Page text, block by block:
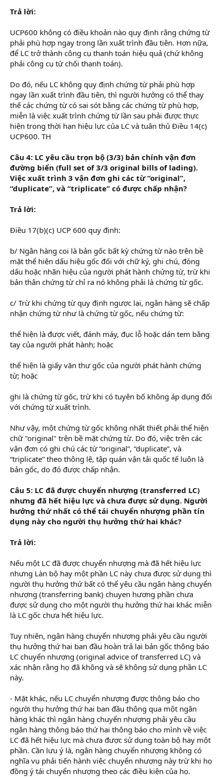
Trả lời:
UCP600 không có điều khoản nào quy định rằng chứng từ
phải phù hợp ngay trong lần xuất trình đầu tiên. Hơn nữa,
để LC trở thành công cụ thanh toán hiệu quả (chứ không
phải công cụ từ chối thanh toán).
Do đó, nếu LC không quy định chứng từ phải phù hợp
ngay lần xuất trình đầu tiên, thì người hưởng có thể thay
thế các chứng từ có sai sót bằng các chứng từ phù hợp,
miễn là việc xuất trình chứng từ lần sau phải được thực
hiện trong thời hạn hiệu lực của LC và tuân thủ Điều 14(c)
UCP600. TH
Câu 4: LC yêu cầu trọn bộ (3/3) bản chính vận đơn
đường biển (full set of 3/3 original bills of lading).
Việc xuất trình 3 vận đơn ghi các từ “original”,
“duplicate”, và “triplicate” có được chấp nhận?
Trả lời:
Điều 17(b)(c) UCP 600 quy định:
b/ Ngân hàng coi là bản gốc bất kỳ chứng từ nào trên bề
mặt thể hiện dấu hiệu gốc đối với chữ ký, ghi chú, đóng
dấu hoặc nhãn hiệu của người phát hành chứng từ, trừ khi
bản thân chứng từ chỉ ra nó không phải là chứng từ gốc.
c/ Trừ khi chứng từ quy định ngược lại, ngân hàng sẽ chấp
nhận chứng từ như là chứng từ gốc, nếu chứng từ:
thể hiện là được viết, đánh máy, đục lỗ hoặc dán tem bằng
tay của người phát hành; hoặc
thể hiện là giấy văn thư gốc của người phát hành chứng
từ; hoặc
ghi là chứng từ gốc, trừ khi có tuyên bố không áp dụng đối
với chứng từ xuất trình.
Như vậy, một chứng từ gốc không nhất thiết phải thể hiện
chữ "original" trên bề mặt chứng từ. Do đó, việc trên các
vận đơn có ghi chú các từ “original”, “duplicate”, và
“triplicate” theo thông lệ, tập quán vận tải quốc tế luôn là
bản gốc, do đó được chấp nhận.
Câu 5: LC đã được chuyển nhượng (transferred LC)
nhưng đã hết hiệu lực và chưa được sử dụng. Người
hưởng thứ nhất có thể tái chuyển nhượng phần tín
dụng này cho người thụ hưởng thứ hai khác?
Trả lời:
Nếu một LC đã được chuyển nhượng mà đã hết hiệu lực
nhưng Làn bộ hay một phần LC này chưa được sử dụng thì
người thụ hưởng thứ bất có thể yêu cầu ngân hàng chuyển
nhượng (transferring bank) chuyen hương phần chưa
được sử dụng cho một người thụ hưởng thứ hai khác miễn
là LC gốc chưa hết hiệu lực.
Tuy nhiên, ngân hàng chuyển nhượng phải yêu cầu người
thụ hưởng thứ hai ban đầu hoàn trả lại bản gốc thông báo
LC chuyển nhượng (original advice of transferred LC) và
xác nhận rằng họ đã không và sẽ không sử dụng phần LC
này.
- Mặt khác, nếu LC chuyển nhượng được thông báo cho
người thụ hưởng thứ hai ban đầu thông qua một ngân
hàng khác thì ngân hàng chuyển nhượng phải yêu cầu
ngân hàng thông báo thứ hai thông báo cho mình về việc
LC đã hết hiệu lực mà chưa được sử dụng toàn bộ hay một
phần. Cần lưu ý là, ngân hàng chuyển nhượng không có
nghĩa vụ phải tiến hành việc chuyển nhượng này trừ khi họ
đồng ý tái chuyển nhượng theo các điều kiện của họ.